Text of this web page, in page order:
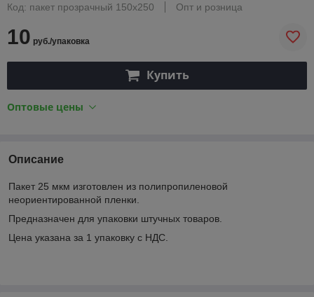
Код: пакет прозрачный 150х250
Опт и розница
10 руб./упаковка
Купить
Оптовые цены
Описание
Пакет 25 мкм изготовлен из полипропиленовой
неориентированной пленки.
Предназначен для упаковки штучных товаров.
Цена указана за 1 упаковку с НДС.